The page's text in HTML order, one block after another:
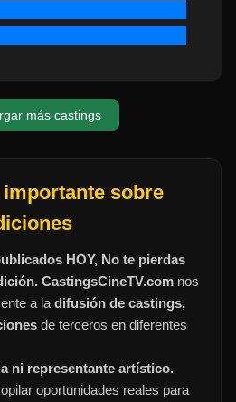
más castings
sobre
HOY, No te pierdas
CastingsCineTV.com nos
a la difusión de castings,
de terceros en diferentes
ni representante artístico.
oportunidades reales para